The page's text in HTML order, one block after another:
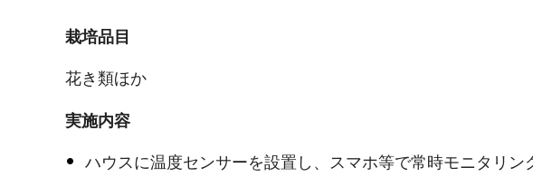
栽培品目
花き類ほか
実施内容
ハウスに温度センサーを設置し、スマホ等で常時モニタリン